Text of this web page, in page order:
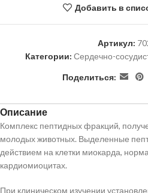
Добавить в
Артикул:
Категории: Сердечно-
Поделиться:
Описание
Комплекс пептидных фракций,
молодых животных. Выделенные
действием на клетки миокарда,
кардиомиоцитах.
При клиническом изучении